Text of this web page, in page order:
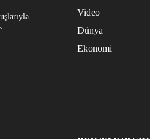
Video
Dünya
Ekonomi